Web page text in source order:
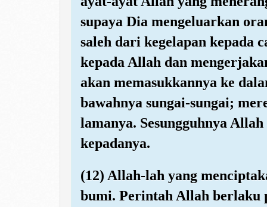
supaya Dia mengeluarkan
saleh dari kegelapan kepada
kepada Allah dan
akan memasukkannya ke
bawahnya sungai-sungai;
lamanya. Sesungguhnya
kepadanya.
(12) Allah-lah yang
bumi. Perintah Allah berlaku